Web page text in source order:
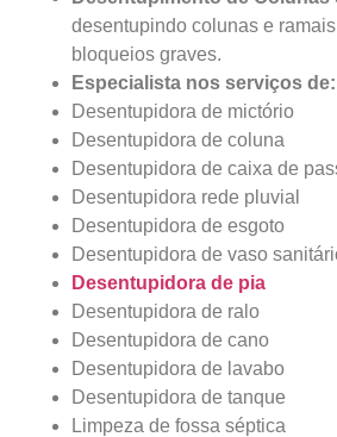
desentupindo colunas e
bloqueios graves.
Especialista nos serviços de:
Desentupidora de mictório
Desentupidora de coluna
Desentupidora de caixa de
Desentupidora rede pluvial
Desentupidora de esgoto
Desentupidora de vaso
Desentupidora de pia
Desentupidora de ralo
Desentupidora de cano
Desentupidora de lavabo
Desentupidora de tanque
Limpeza de fossa séptica